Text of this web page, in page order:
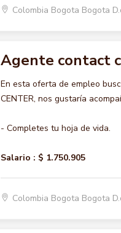
Colombia Bogota Bogota
Agente contact
En esta oferta de empleo
CENTER, nos gustaría
- Completes tu hoja de vida.
Salario : $ 1.750.905
Colombia Bogota Bogota